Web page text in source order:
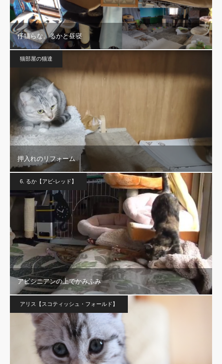
仔猫らな。るかと昼寝
猫部屋の猫達
押入れのリフォーム
6. るか【アビ-レッド】
アビシニアンの上でかみふみ
アリス【スコティッシュ・フォールド】